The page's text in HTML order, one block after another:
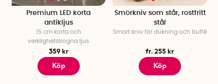
Premium LED korta
antikljus
15 cm korta och
verklighetstrogna ljus
359 kr
Köp
Smörkniv som står, rostfritt
stål
Smart kniv för dukning och buffé
fr. 255 kr
Köp